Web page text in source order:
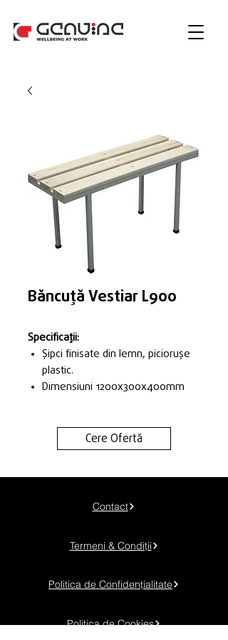
Băncuță Vestiar L900
Specificații:
Șipci finisate din lemn, piciorușe
plastic.
Dimensiuni 1200x300x400mm
Cere Ofertă
Contact
Termeni & Condiții
Politica de Confidențialitate
Politica de Cookies